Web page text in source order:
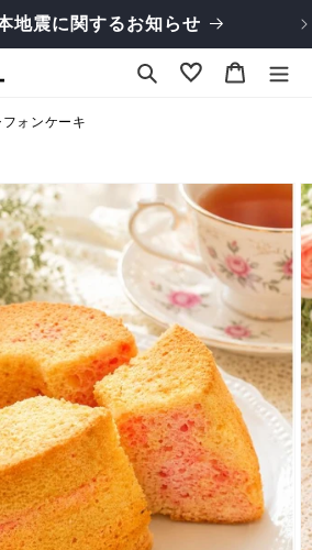
地震に関するお知らせ
ー
ォンケーキ